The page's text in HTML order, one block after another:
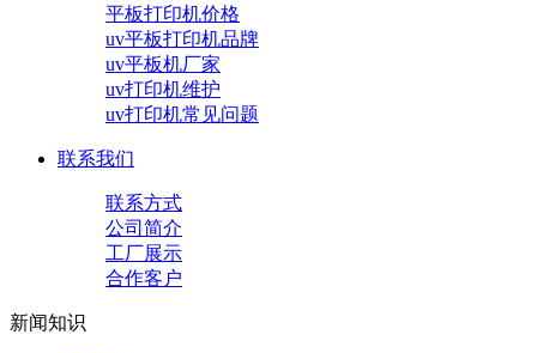
平板打印机价格
uv平板打印机品牌
uv平板机厂家
uv打印机维护
uv打印机常见问题
联系我们
联系方式
公司简介
工厂展示
合作客户
新闻知识